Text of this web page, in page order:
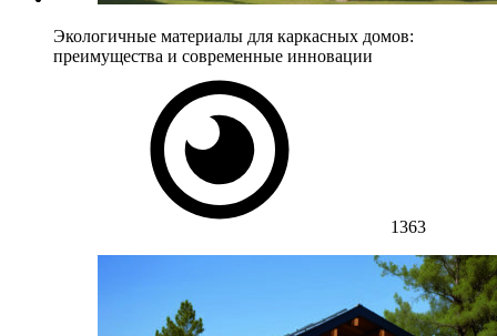
Экологичные материалы для каркасных домов:
преимущества и современные инновации
1363